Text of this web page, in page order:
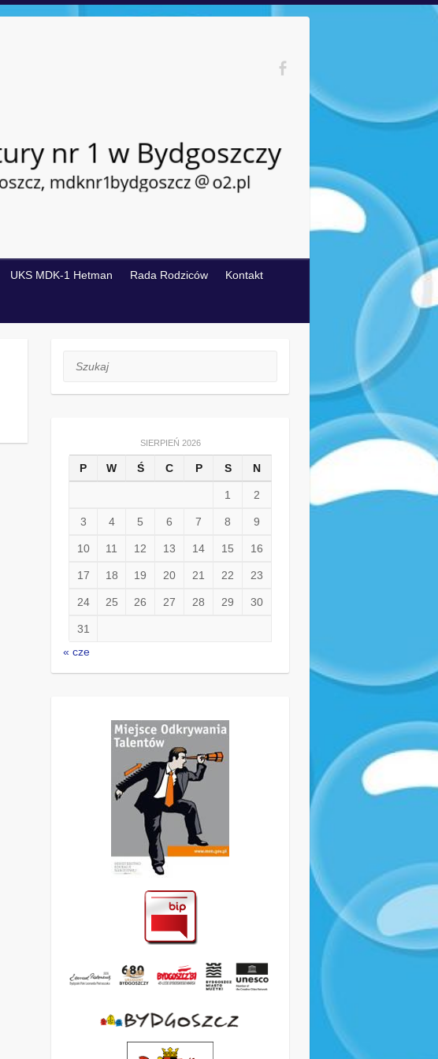
UKS MDK-1 Hetman Rada Rodziców Kontakt
Szukaj
SIERPIEŃ 2026
P W Ś C P S N
1 2
3 4 5 6 7 8 9
10 11 12 13 14 15 16
17 18 19 20 21 22 23
24 25 26 27 28 29 30
31
« cze